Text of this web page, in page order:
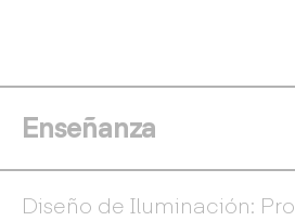
Enseñanza
Diseño de Iluminación: